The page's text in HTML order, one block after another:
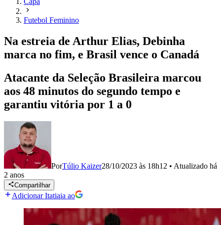
Futebol Feminino
Na estreia de Arthur Elias, Debinha
marca no fim, e Brasil vence o Canadá
Atacante da Seleção Brasileira marcou
aos 48 minutos do segundo tempo e
garantiu vitória por 1 a 0
PorTúlio Kaizer28/10/2023 às 18h12 • Atualizado há
2 anos
Compartilhar
Adicionar Itatiaia ao